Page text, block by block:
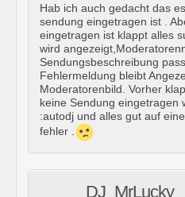
Hab ich auch gedacht das
sendung eingetragen ist .
eingetragen ist klappt alles
wird
Sendungsbeschreibung
Fehlermeldung bleibt
Moderatorenbild. Vorher
keine Sendung eingetragen
:autodj und alles gut auf
fehler .
DJ_MrLucky